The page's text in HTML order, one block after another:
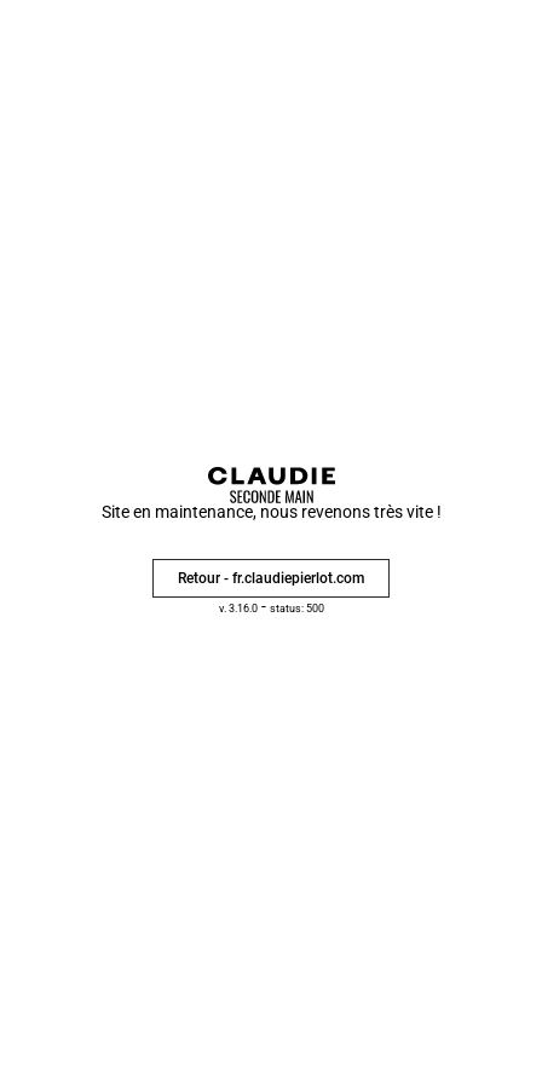
Site en maintenance, nous revenons très vite !
Retour - fr.claudiepierlot.com
v. 3.16.0- status: 500